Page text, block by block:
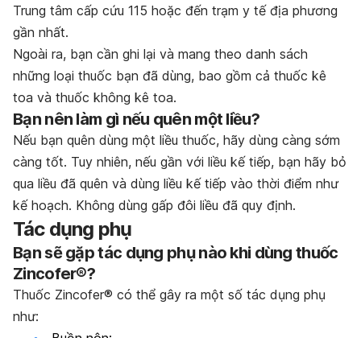
Trung tâm cấp cứu 115 hoặc đến trạm y tế địa phương
gần nhất.
Ngoài ra, bạn cần ghi lại và mang theo danh sách
những loại thuốc bạn đã dùng, bao gồm cả thuốc kê
toa và thuốc không kê toa.
Bạn nên làm gì nếu quên một liều?
Nếu bạn quên dùng một liều thuốc, hãy dùng càng sớm
càng tốt. Tuy nhiên, nếu gần với liều kế tiếp, bạn hãy bỏ
qua liều đã quên và dùng liều kế tiếp vào thời điểm như
kế hoạch. Không dùng gấp đôi liều đã quy định.
Tác dụng phụ
Bạn sẽ gặp tác dụng phụ nào khi dùng thuốc
Zincofer®?
Thuốc Zincofer® có thể gây ra một số tác dụng phụ
như: